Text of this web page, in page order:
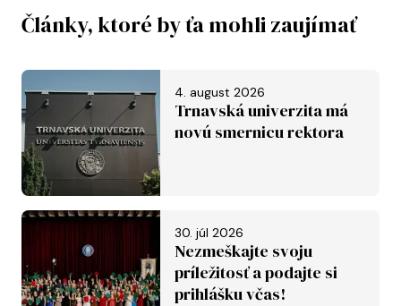
Články, ktoré by ťa mohli zaujímať
4. august 2026
Trnavská univerzita má
novú smernicu rektora
30. júl 2026
Nezmeškajte svoju
príležitosť a podajte si
prihlášku včas!